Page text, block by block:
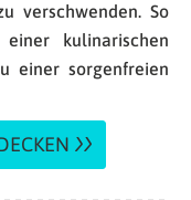
verschwenden. So
kulinarischen
einer sorgenfreien